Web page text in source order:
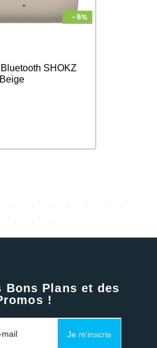
SHOKZ
Bons Plans et des
!
Je m'inscris